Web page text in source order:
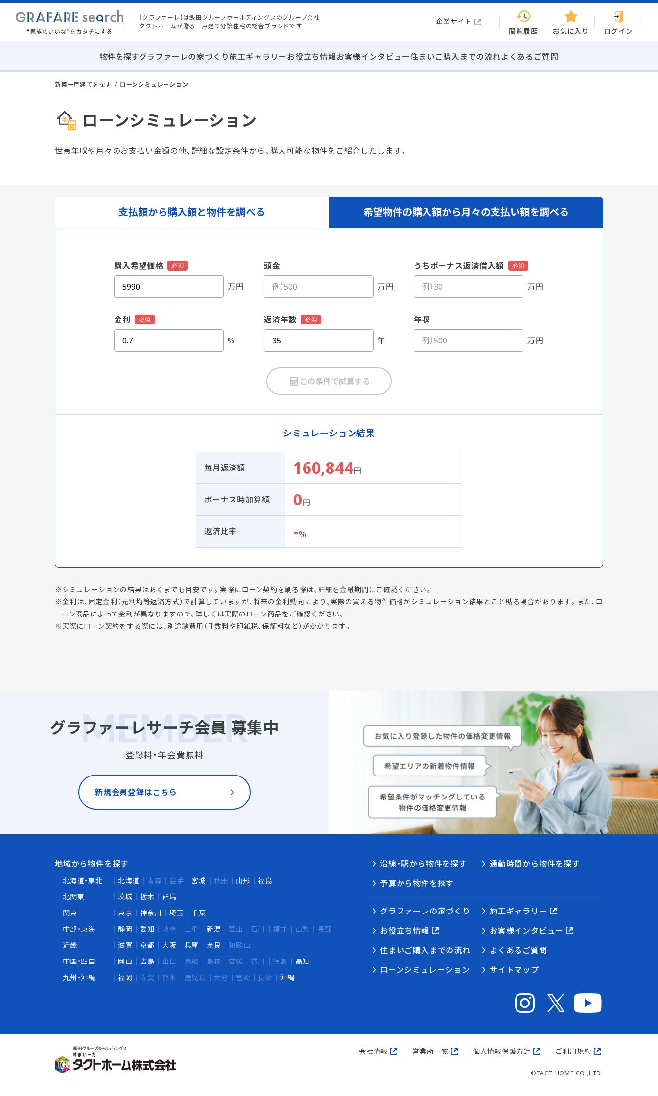
【グラファーレ】は飯田グループホールディングスのグループ会社
タクトホームが贈る一戸建て分譲住宅の総合ブランドです
企業サイト
閲覧履歴
お気に入り ログイン
物件を探すグラファーレの家づくり施工ギャラリーお役立ち情報お客様インタビュー住まいご購入までの流れよくあるご質問
新築一戸建てを探す ローンシミュレーション
ローンシミュレーション
世帯年収や月々のお支払い金額の他、詳細な設定条件から、購入可能な物件をご紹介したします。
支払額から購入額と物件を調べる 希望物件の購入額から月々の支払い額を調べる
購入希望価格
万円
頭金
万円
うちボーナス返済借入額
万円
金利
%
返済年数
年
年収
万円
この条件で試算する
シミュレーション結果
毎月返済額 160,844円
ボーナス時加算額 0円
返済比率 -％
シミュレーションの結果はあくまでも目安です。実際にローン契約を刷る際は、詳細を金融期間にご確認ください。
金利は、固定金利（元利均等返済方式）で計算していますが、将来の金利動向により、実際の買える物件価格がシミュレーション結果とこと貼る場合があります。また、ロ
ーン商品によって金利が異なりますので、詳しくは実際のローン商品をご確認ください。
実際にローン契約をする際には、別途諸費用（手数料や印紙税、保証料など）がかかります。
グラファーレサーチ会員 募集中
登録料・年会費無料
新規会員登録はこちら
地域から物件を探す
北海道・東北 北海道 青森 岩手 宮城 秋田 山形
福島
北関東
茨城 栃木
群馬
関東
東京 神奈川 埼玉
千葉
中部・東海
静岡 愛知 岐阜 三重 新潟 富山 石川 福井 山梨
長野
近畿
滋賀 京都 大阪 兵庫 奈良
和歌山
中国・四国
岡山 広島 山口 鳥取 島根 愛媛 香川 徳島
高知
九州・沖縄
福岡 佐賀 熊本 鹿児島 大分 宮崎 長崎 沖縄
沿線・駅から物件を探す
通勤時間から物件を探す
予算から物件を探す
グラファーレの家づくり
施工ギャラリー
お役立ち情報
お客様インタビュー
住まいご購入までの流れ
よくあるご質問
ローンシミュレーション
サイトマップ
会社情報 営業所一覧 個人情報保護方針 ご利用規約
©TACT HOME CO.,LTD.